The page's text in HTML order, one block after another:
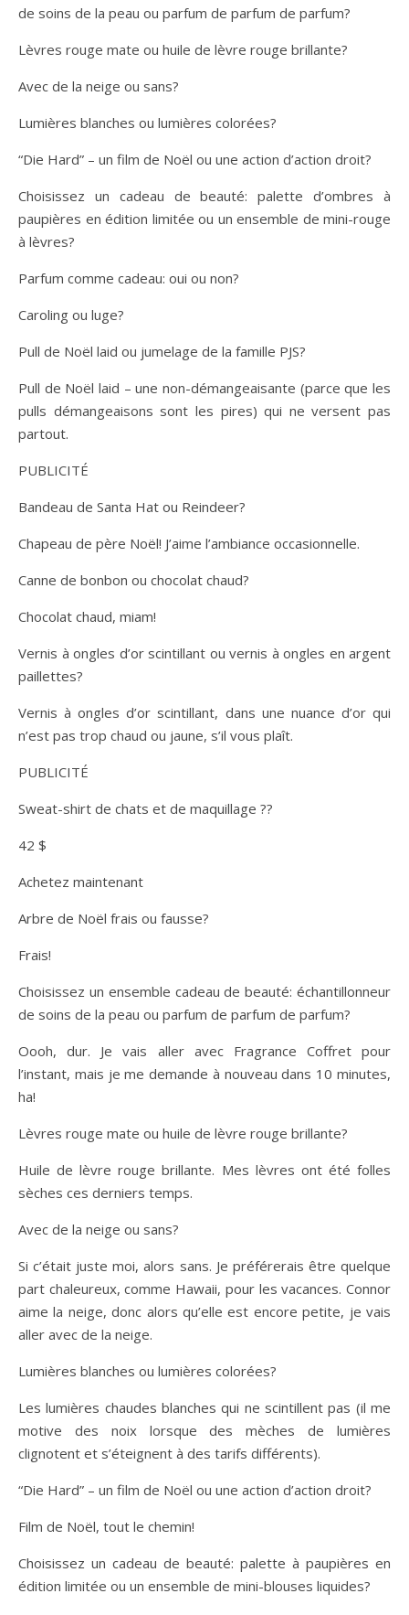
de soins de la peau ou parfum de parfum de parfum?
Lèvres rouge mate ou huile de lèvre rouge brillante?
Avec de la neige ou sans?
Lumières blanches ou lumières colorées?
“Die Hard” – un film de Noël ou une action d’action droit?
Choisissez un cadeau de beauté: palette d’ombres à
paupières en édition limitée ou un ensemble de mini-rouge
à lèvres?
Parfum comme cadeau: oui ou non?
Caroling ou luge?
Pull de Noël laid ou jumelage de la famille PJS?
Pull de Noël laid – une non-démangeaisante (parce que les
pulls démangeaisons sont les pires) qui ne versent pas
partout.
PUBLICITÉ
Bandeau de Santa Hat ou Reindeer?
Chapeau de père Noël! J’aime l’ambiance occasionnelle.
Canne de bonbon ou chocolat chaud?
Chocolat chaud, miam!
Vernis à ongles d’or scintillant ou vernis à ongles en argent
paillettes?
Vernis à ongles d’or scintillant, dans une nuance d’or qui
n’est pas trop chaud ou jaune, s’il vous plaît.
PUBLICITÉ
Sweat-shirt de chats et de maquillage ??
42 $
Achetez maintenant
Arbre de Noël frais ou fausse?
Frais!
Choisissez un ensemble cadeau de beauté: échantillonneur
de soins de la peau ou parfum de parfum de parfum?
Oooh, dur. Je vais aller avec Fragrance Coffret pour
l’instant, mais je me demande à nouveau dans 10 minutes,
ha!
Lèvres rouge mate ou huile de lèvre rouge brillante?
Huile de lèvre rouge brillante. Mes lèvres ont été folles
sèches ces derniers temps.
Avec de la neige ou sans?
Si c’était juste moi, alors sans. Je préférerais être quelque
part chaleureux, comme Hawaii, pour les vacances. Connor
aime la neige, donc alors qu’elle est encore petite, je vais
aller avec de la neige.
Lumières blanches ou lumières colorées?
Les lumières chaudes blanches qui ne scintillent pas (il me
motive des noix lorsque des mèches de lumières
clignotent et s’éteignent à des tarifs différents).
“Die Hard” – un film de Noël ou une action d’action droit?
Film de Noël, tout le chemin!
Choisissez un cadeau de beauté: palette à paupières en
édition limitée ou un ensemble de mini-blouses liquides?